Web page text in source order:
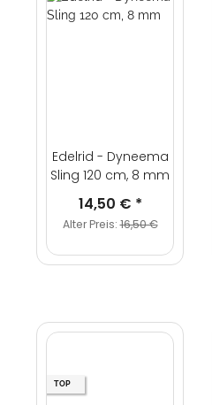
Edelrid - Dyneema
Sling 120 cm, 8 mm
14,50 € *
Alter Preis:16,50 €
TOP